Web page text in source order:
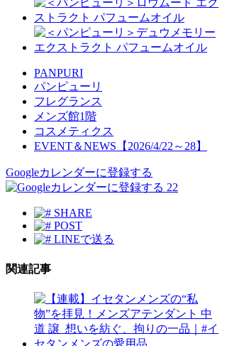
PANPURI
パンピューリ
フレグランス
メンズ館1階
コスメティクス
EVENT＆NEWS【2026/4/22～28】
Googleカレンダーに登録する
22
SHARE
POST
LINEで送る
関連記事